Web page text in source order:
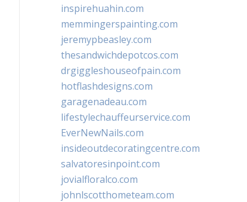
inspirehuahin.com
memmingerspainting.com
jeremypbeasley.com
thesandwichdepotcos.com
drgiggleshouseofpain.com
hotflashdesigns.com
garagenadeau.com
lifestylechauffeurservice.com
EverNewNails.com
insideoutdecoratingcentre.com
salvatoresinpoint.com
jovialfloralco.com
johnlscotthometeam.com